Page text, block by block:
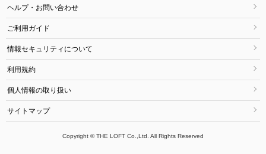
ヘルプ・お問い合わせ
ご利用ガイド
情報セキュリティについて
利用規約
個人情報の取り扱い
サイトマップ
Copyright © THE LOFT Co.,Ltd. All Rights Reserved